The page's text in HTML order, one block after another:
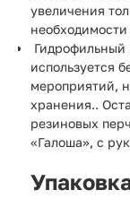
увеличения
Гидрофильный
используется
мероприятий,
хранения..
резиновых
«Галоша», с